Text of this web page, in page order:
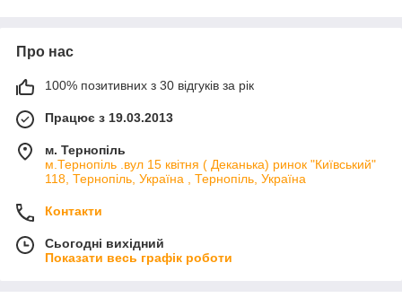
Про нас
100% позитивних з 30 відгуків за рік
Працює з 19.03.2013
м. Тернопіль
м.Тернопіль .вул 15 квітня ( Деканька) ринок "Київський"
118, Тернопіль, Україна , Тернопіль, Україна
Контакти
Сьогодні вихідний
Показати весь графік роботи